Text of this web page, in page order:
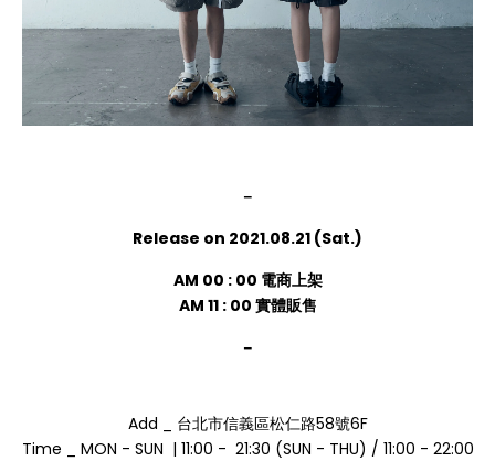
－
Release on 2021.08.21 (Sat.)
AM 00 : 00 電商上架
AM 11 : 00 實體販售
－
Add _ 台北市信義區松仁路58號6F
Time _ MON - SUN | 11:00 - 21:30 (SUN - THU) / 11:00 - 22:00